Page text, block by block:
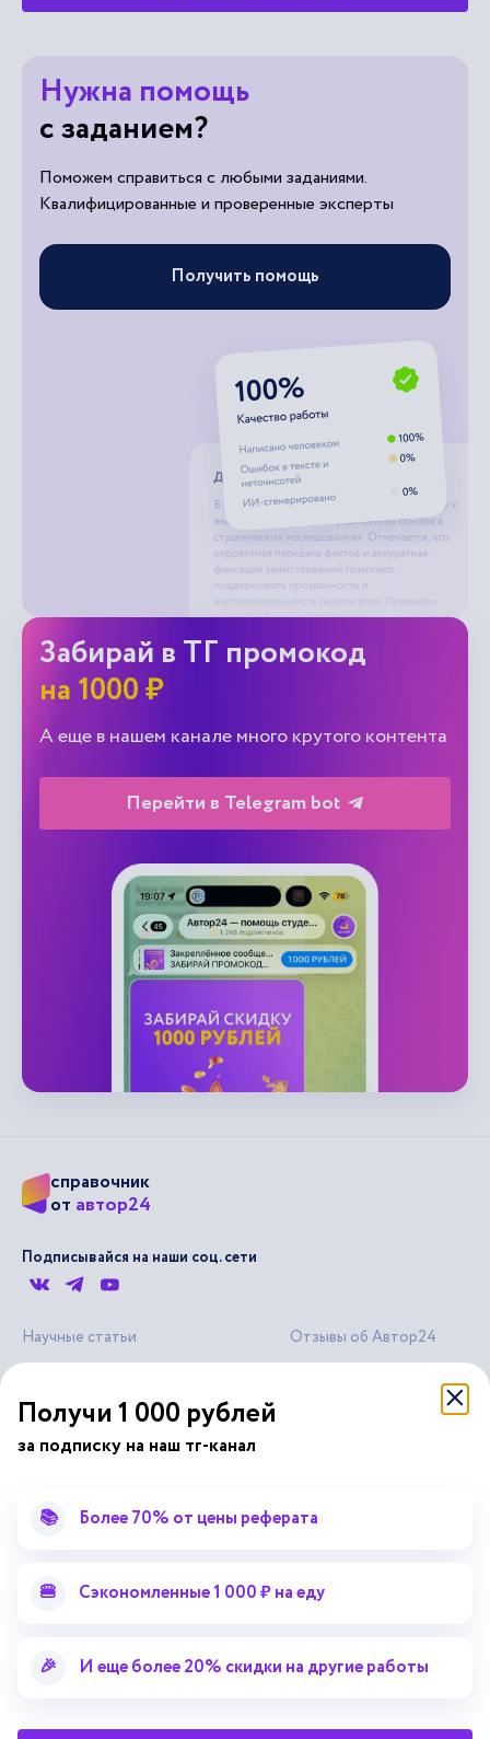
Нужна помощь
с заданием?
Поможем справиться с любыми заданиями.
Квалифицированные и проверенные эксперты
Получить помощь
Забирай в ТГ промокод
на 1000 ₽
А еще в нашем канале много крутого контента
Перейти в Telegram bot
справочник
от автор24
Подписывайся на наши соц. сети
Научные статьи
Методические указания
Справочник терминов
Отзывы об Автор24
Для правообладателей
Работа для репетиторов
Получи 1 000 рублей
за подписку на наш тг-канал
📚 Более 70% от цены реферата
🍔 Сэкономленные 1 000 ₽ на еду
🎉 И еще более 20% скидки на другие работы